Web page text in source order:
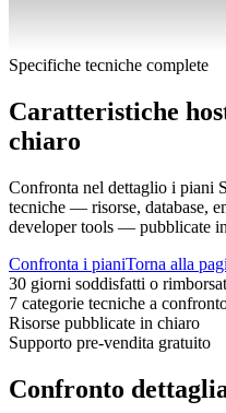
Specifiche tecniche complete
Caratteristiche
chiaro
Confronta nel dettaglio i piani
tecniche — risorse, database,
developer tools — pubblicate
Confronta i pianiTorna alla
30 giorni soddisfatti o
7 categorie tecniche a
Risorse pubblicate in chiaro
Supporto pre-vendita gratuito
Confronto